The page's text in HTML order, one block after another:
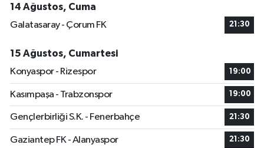
14 Ağustos, Cuma
Galatasaray - Çorum FK
21:30
15 Ağustos, Cumartesi
Konyaspor - Rizespor
19:00
Kasımpaşa - Trabzonspor 19:00
Gençlerbirliği S.K. - Fenerbahçe 21:30
Gaziantep FK - Alanyaspor 21:30